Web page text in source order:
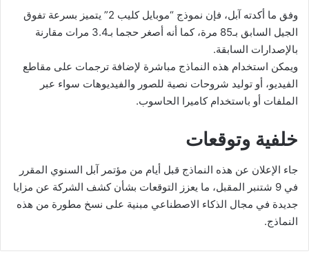
وفق ما أكدته آبل، فإن نموذج “موبايل كليب 2” يتميز بسرعة تفوق
الجيل السابق بـ85 مرة، كما أنه أصغر حجما بـ3.4 مرات مقارنة
بالإصدارات السابقة.
ويمكن استخدام هذه النماذج مباشرة لإضافة ترجمات على مقاطع
الفيديو، أو توليد شروحات نصية للصور والفيديوهات سواء عبر
الملفات أو باستخدام كاميرا الحاسوب.
خلفية وتوقعات
جاء الإعلان عن هذه النماذج قبل أيام من مؤتمر آبل السنوي المقرر
في 9 شتنبر المقبل، ما يعزز التوقعات بشأن كشف الشركة عن مزايا
جديدة في مجال الذكاء الاصطناعي مبنية على نسخ مطورة من هذه
النماذج.